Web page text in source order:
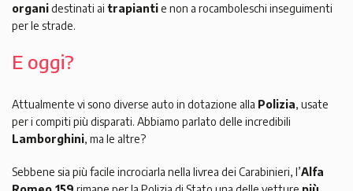
organidestinati ai trapiantie non a rocamboleschi inseguimenti
per le strade.
E oggi?
Attualmente vi sono diverse auto in dotazione alla Polizia, usate
per i compiti più disparati. Abbiamo parlato delle incredibili
Lamborghini, ma le altre?
Sebbene sia più facile incrociarla nella livrea dei Carabinieri, l’Alfa